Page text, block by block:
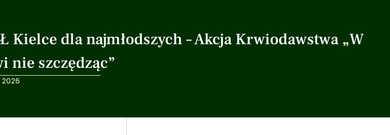
dla najmłodszych – Akcja Krwiodawstwa „W
nie szczędząc”